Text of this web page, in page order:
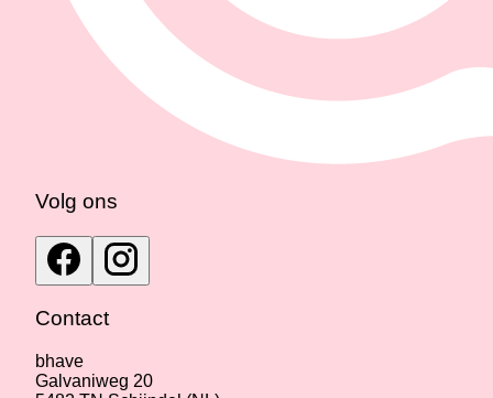
Volg ons
Contact
bhave
Galvaniweg 20